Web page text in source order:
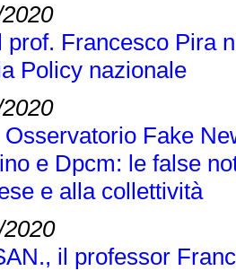
prof. Francesco Pira
Policy nazionale
Osservatorio Fake
e Dpcm: le false
e alla collettività
il professor